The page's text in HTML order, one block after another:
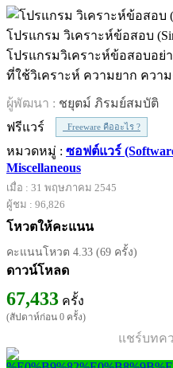
โปรแกรม วิเคราะห์ข้อสอบ
โปรแกรมวิเคราะห์ข้อสอบอย่
ที่ใช้วิเคราะห์ ความยาก ควา
ผู้พัฒนา : ชยุตม์ ภิรมย์สมบัติ
ฟรีแวร์
Freeware คืออะไร ?
หมวดหมู่ : ซอฟต์แวร์
Miscellaneous
เมื่อ : 31 พฤษภาคม 2545
ผู้ชม : 96,826
โหวตให้คะแนน
คะแนนโหวต 4.33 (69 ครั้ง)
ดาวน์โหลด
67,433 ครั้ง
(สัปดาห์ก่อน 0 ครั้ง)
แชร์บทค